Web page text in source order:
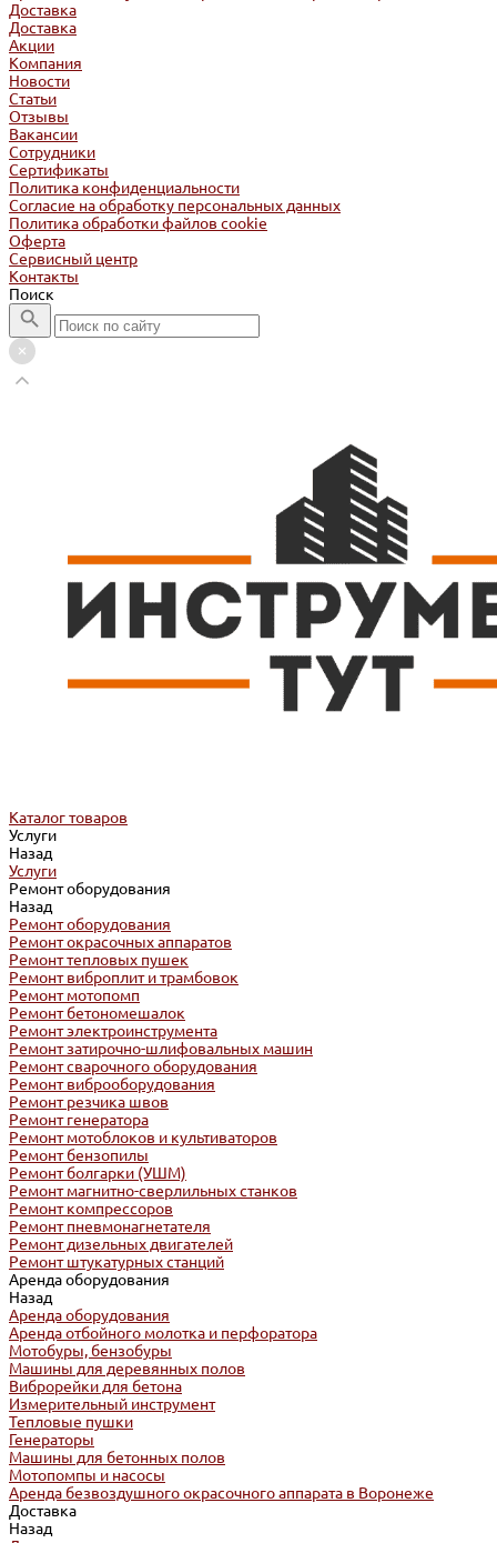
Доставка
Доставка
Акции
Компания
Новости
Статьи
Отзывы
Вакансии
Сотрудники
Сертификаты
Политика конфиденциальности
Согласие на обработку персональных данных
Политика обработки файлов cookie
Оферта
Сервисный центр
Контакты
Поиск
Каталог товаров
Услуги
Назад
Услуги
Ремонт оборудования
Назад
Ремонт оборудования
Ремонт окрасочных аппаратов
Ремонт тепловых пушек
Ремонт виброплит и трамбовок
Ремонт мотопомп
Ремонт бетономешалок
Ремонт электроинструмента
Ремонт затирочно-шлифовальных машин
Ремонт сварочного оборудования
Ремонт виброоборудования
Ремонт резчика швов
Ремонт генератора
Ремонт мотоблоков и культиваторов
Ремонт бензопилы
Ремонт болгарки (УШМ)
Ремонт магнитно-сверлильных станков
Ремонт компрессоров
Ремонт пневмонагнетателя
Ремонт дизельных двигателей
Ремонт штукатурных станций
Аренда оборудования
Назад
Аренда оборудования
Аренда отбойного молотка и перфоратора
Мотобуры, бензобуры
Машины для деревянных полов
Виброрейки для бетона
Измерительный инструмент
Тепловые пушки
Генераторы
Машины для бетонных полов
Мотопомпы и насосы
Аренда безвоздушного окрасочного аппарата в Воронеже
Доставка
Назад